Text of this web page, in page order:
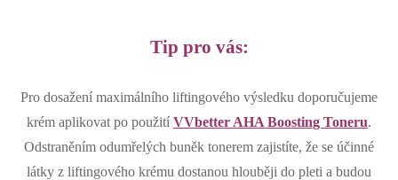
Tip pro vás:
Pro dosažení maximálního liftingového výsledku doporučujeme
krém aplikovat po použití VVbetter AHA Boosting Toneru.
Odstraněním odumřelých buněk tonerem zajistíte, že se účinné
látky z liftingového krému dostanou hlouběji do pleti a budou